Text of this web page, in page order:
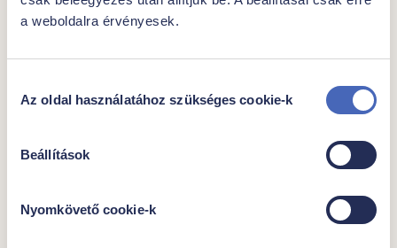
a weboldalra érvényesek.
kiválasztása
Az oldal használatához szükséges cookie-k
Beállítások
Nyomkövető cookie-k
Family tripla málna
733,-Ft/db, 8,33,-